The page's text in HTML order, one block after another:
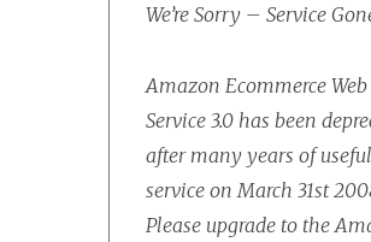
We’re Sorry – Service
Amazon Ecommerce Web
Service 3.0 has been
after many years of useful
service on March 31st
Please upgrade to the